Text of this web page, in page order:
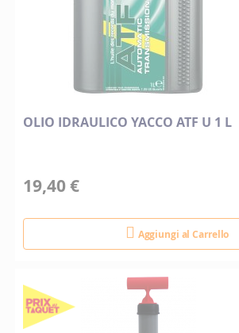
OLIO IDRAULICO YACCO ATF U 1 L
19,40 €
Aggiungi al Carrello